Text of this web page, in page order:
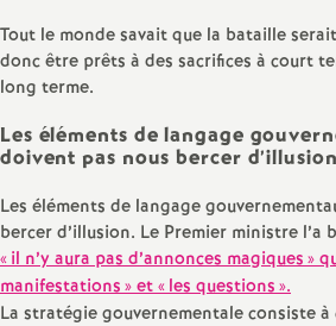
Tout le monde savait que la bataille
donc être prêts à des sacrifices à court
long terme.
Les éléments de langage
doivent pas nous bercer
Les éléments de langage
bercer d’illusion. Le Premier ministre l’a
«il n’y aura pas d’annonces magiques»
manifestations» et «les questions».
La stratégie gouvernementale consiste à